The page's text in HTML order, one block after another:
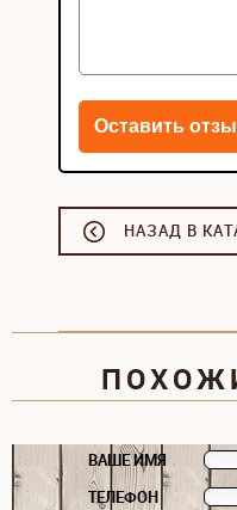
НАЗАД В
ВАШЕ ИМЯ
ТЕЛЕФОН